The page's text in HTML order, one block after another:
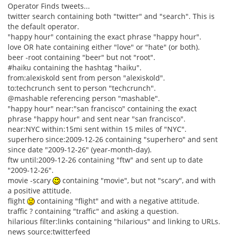
Operator Finds tweets...
twitter search containing both "twitter" and "search". This is
the default operator.
"happy hour" containing the exact phrase "happy hour".
love OR hate containing either "love" or "hate" (or both).
beer -root containing "beer" but not "root".
#haiku containing the hashtag "haiku".
from:alexiskold sent from person "alexiskold".
to:techcrunch sent to person "techcrunch".
@mashable referencing person "mashable".
"happy hour" near:"san francisco" containing the exact
phrase "happy hour" and sent near "san francisco".
near:NYC within:15mi sent within 15 miles of "NYC".
superhero since:2009-12-26 containing "superhero" and sent
since date "2009-12-26" (year-month-day).
ftw until:2009-12-26 containing "ftw" and sent up to date
"2009-12-26".
movie -scary
containing "movie", but not "scary", and with
a positive attitude.
flight
containing "flight" and with a negative attitude.
traffic ? containing "traffic" and asking a question.
hilarious filter:links containing "hilarious" and linking to URLs.
news source:twitterfeed